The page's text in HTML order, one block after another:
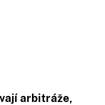
arbitráže,